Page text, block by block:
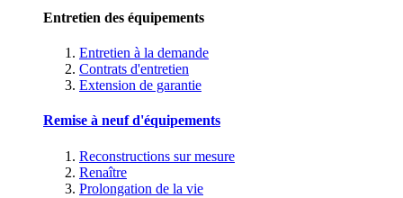
Entretien des équipements
Entretien à la demande
Contrats d'entretien
Extension de garantie
Remise à neuf d'équipements
Reconstructions sur mesure
Renaître
Prolongation de la vie